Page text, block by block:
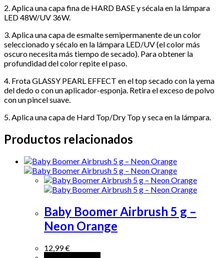
2. Aplica una capa fina de HARD BASE y sécala en la lámpara
LED 48W/UV 36W.
3. Aplica una capa de esmalte semipermanente de un color
seleccionado y sécalo en la lámpara LED/UV (el color más
oscuro necesita más tiempo de secado). Para obtener la
profundidad del color repite el paso.
4. Frota GLASSY PEARL EFFECT en el top secado con la yema
del dedo o con un aplicador-esponja. Retira el exceso de polvo
con un pincel suave.
5. Aplica una capa de Hard Top/Dry Top y seca en la lámpara.
Productos relacionados
Baby Boomer Airbrush 5 g –
Neon Orange
12,99€